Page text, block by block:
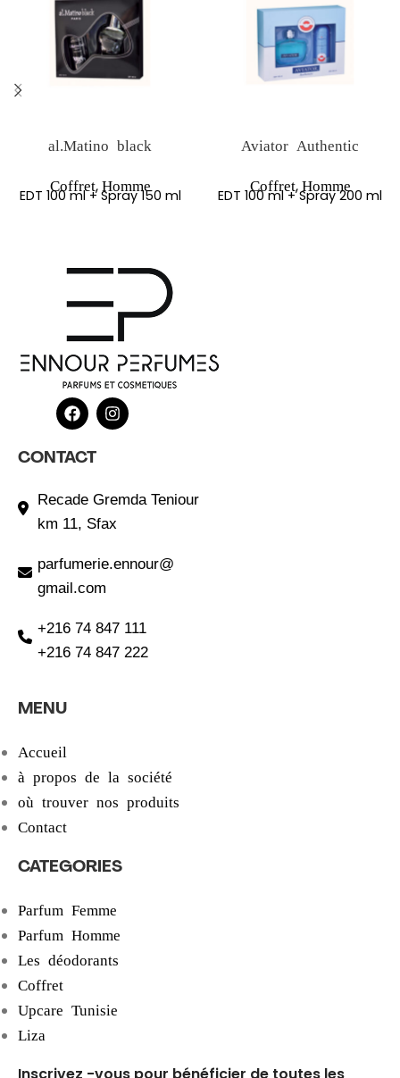
al.Matino black
Coffret, Homme
EDT 100 ml + Spray 150 ml
Aviator Authentic
Coffret,Homme
EDT 100 ml + Spray 200 ml
CONTACT
Recade Gremda Teniour
km 11, Sfax
parfumerie.ennour@
gmail.com
+216 74 847 111
+216 74 847 222
MENU
Accueil
à propos de la société
où trouver nos produits
Contact
CATEGORIES
Parfum Femme
Parfum Homme
Les déodorants
Coffret
Upcare Tunisie
Liza
Inscrivez -vous pour bénéficier de toutes les